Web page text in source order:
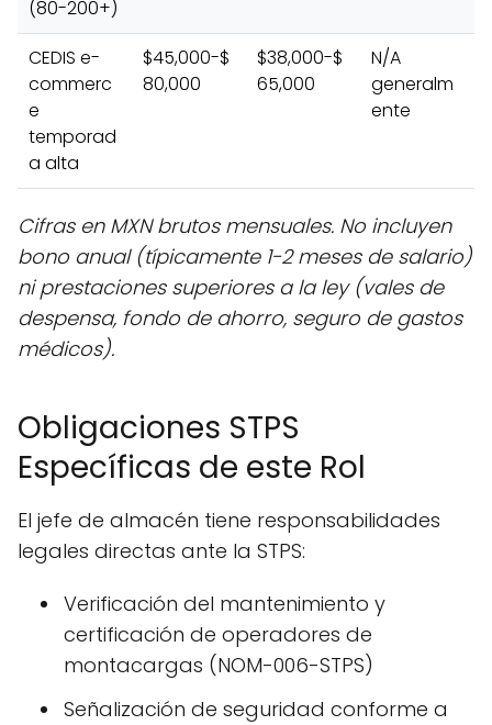
(80-200+)
CEDIS e-
commerc
e
temporad
a alta
$45,000-$
80,000
$38,000-$
65,000
N/A
generalm
ente
Cifras en MXN brutos mensuales. No incluyen
bono anual (típicamente 1-2 meses de salario)
ni prestaciones superiores a la ley (vales de
despensa, fondo de ahorro, seguro de gastos
médicos).
Obligaciones STPS
Específicas de este Rol
El jefe de almacén tiene responsabilidades
legales directas ante la STPS:
Verificación del mantenimiento y
certificación de operadores de
montacargas (NOM-006-STPS)
Señalización de seguridad conforme a